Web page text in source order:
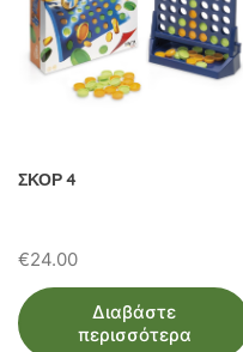
ΣΚΟΡ 4
€24.00
Διαβάστε
περισσότερα